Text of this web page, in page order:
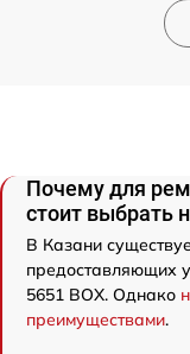
Почему для
стоит выбрать
В Казани
предоставляющих
5651 BOX. Однако
преимуществами.